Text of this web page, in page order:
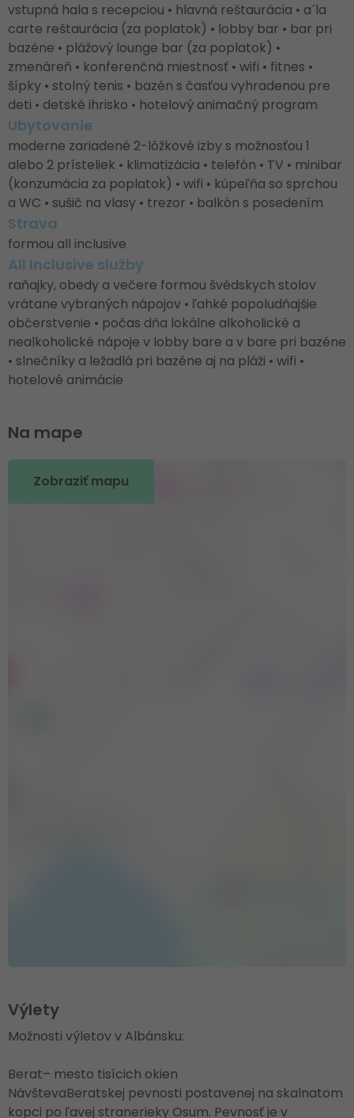
vstupná hala s recepciou • hlavná reštaurácia • a´la
carte reštaurácia (za poplatok) • lobby bar • bar pri
bazéne • plážový lounge bar (za poplatok) •
zmenáreň • konferenčná miestnosť • wifi • fitnes •
šípky • stolný tenis • bazén s časťou vyhradenou pre
deti • detské ihrisko • hotelový animačný program
Ubytovanie
moderne zariadené 2-lôžkové izby s možnosťou 1
alebo 2 prísteliek • klimatizácia • telefón • TV • minibar
(konzumácia za poplatok) • wifi • kúpeľňa so sprchou
a WC • sušič na vlasy • trezor • balkón s posedením
Strava
formou all inclusive
All Inclusive služby
raňajky, obedy a večere formou švédskych stolov
vrátane vybraných nápojov • ľahké popoludňajšie
občerstvenie • počas dňa lokálne alkoholické a
nealkoholické nápoje v lobby bare a v bare pri bazéne
• slnečníky a ležadlá pri bazéne aj na pláži • wifi •
hotelové animácie
Na mape
Zobraziť mapu
Výlety
Možnosti výletov v Albánsku:
Berat– mesto tisícich okien
NávštevaBeratskej pevnosti postavenej na skalnatom
kopci po ľavej stranerieky Osum. Pevnosť je v